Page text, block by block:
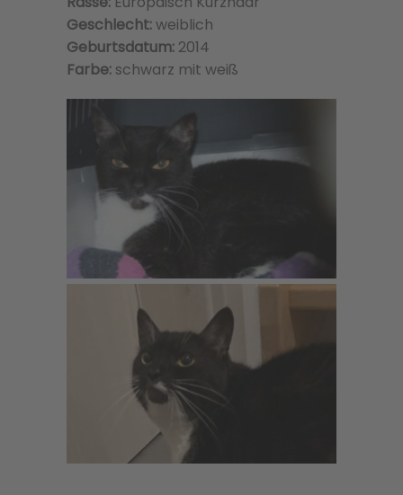
Geschlecht:weiblich
Geburtsdatum: 2014
Farbe: schwarz mit weiß